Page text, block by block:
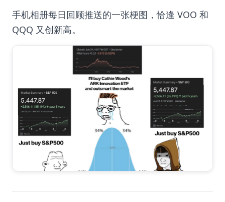
手机相册每日回顾推送的一张梗图，恰逢 VOO 和
QQQ 又创新高。